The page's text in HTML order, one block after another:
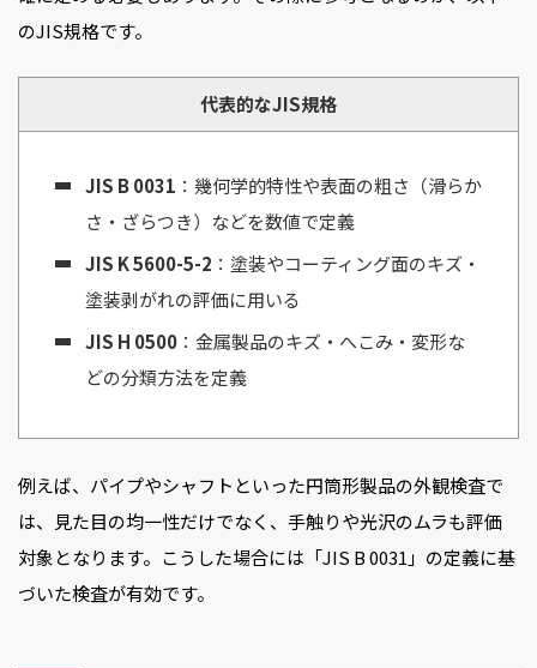
のJIS規格です。
代表的なJIS規格
JIS B 0031 ：幾何学的特性や表面の粗さ（滑らか
さ・ざらつき）などを数値で定義
JIS K 5600-5-2 ：塗装やコーティング面のキズ・
塗装剥がれの評価に用いる
JIS H 0500 ：金属製品のキズ・へこみ・変形な
どの分類方法を定義
例えば、パイプやシャフトといった円筒形製品の外観検査で
は、見た目の均一性だけでなく、手触りや光沢のムラも評価
対象となります。こうした場合には「JIS B 0031」の定義に基
づいた検査が有効です。